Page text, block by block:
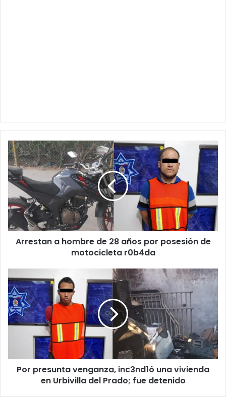
Arrestan
a
hombre
de
28
años
por
posesión
de
motocicleta
Arrestan a hombre de 28 años por posesión de
motocicleta r0b4da
presunta
venganza,
inc3nd1ó
una
vivienda
del
Prado;
Por presunta venganza, inc3nd1ó una vivienda
en Urbivilla del Prado; fue detenido